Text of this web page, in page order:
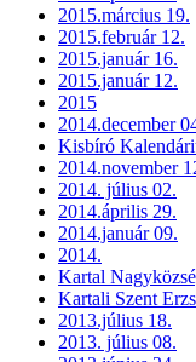
2015.március 19.
2015.február 12.
2015.január 16.
2015.január 12.
2015
2014.december
Kisbíró
2014.november
2014. július 02.
2014.április 29.
2014.január 09.
2014.
Kartal
Kartali Szent
2013.július 18.
2013. július 08.